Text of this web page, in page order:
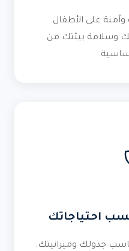
على الأطفال
وسلامة بيئتك من
احتياجاتك
جدولك وميزانيتك.